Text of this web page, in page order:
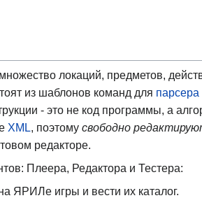
локаций, предметов,
из шаблонов команд для парсера
- это не код программы, а
XML , поэтому свободно
редакторе.
Плеера, Редактора и Тестера:
ЯРИЛе игры и вести их каталог.